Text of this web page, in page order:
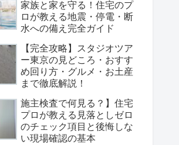
家族と家を守る！住宅のプ
ロが教える地震・停電・断
水への備え完全ガイド
【完全攻略】スタジオツア
ー東京の見どころ・おすす
め回り方・グルメ・お土産
まで徹底解説！
施主検査で何見る？】住宅
プロが教える見落としゼロ
のチェック項目と後悔しな
い現場確認の基本